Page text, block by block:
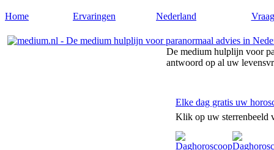
Home Ervaringen Nederland
De medium hulplijn voor
antwoord op al uw
Elke dag gratis uw
Klik op uw sterrenbeeld